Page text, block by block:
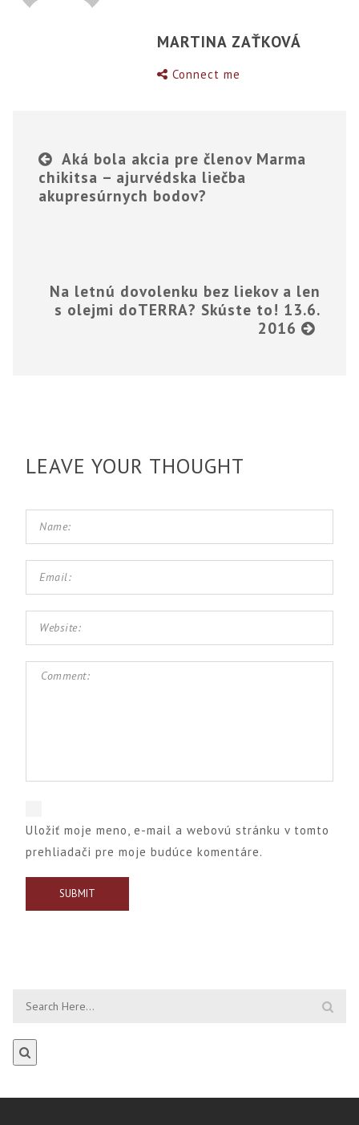
MARTINA ZAŤKOVÁ
Connect me
Aká bola akcia pre členov Marma
chikitsa – ajurvédska liečba
akupresúrnych bodov?
Na letnú dovolenku bez liekov a len
s olejmi doTERRA? Skúste to! 13.6.
2016
LEAVE YOUR THOUGHT
Uložiť moje meno, e-mail a webovú stránku v tomto
prehliadači pre moje budúce komentáre.